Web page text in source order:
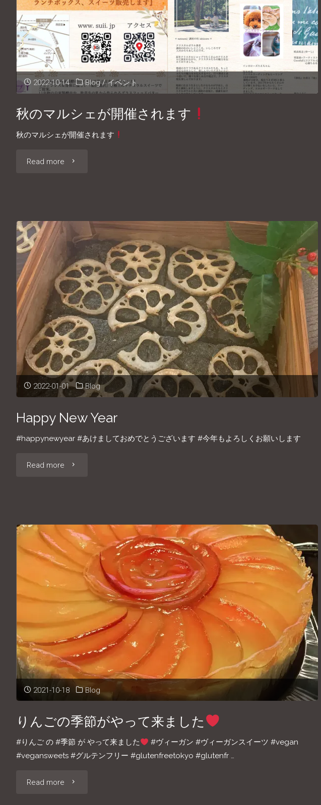
ェ
遊
下
さ
い
ね"
2022-10-14 Blog / イベント
秋のマルシェが開催されます
秋のマルシェが開催されます
Read more "秋
ェ
が
開
催
さ
れ
2022-01-01 Blog
Happy New Year
#happynewyear #あけましておめでとうございます #今年もよろしくお願いします
Read more "Happy
2021-10-18 Blog
りんごの季節がやって来ました
#りんご の #季節 が やって来ました
#ヴィーガン #ヴィーガンスイーツ #vegan
#vegansweets #グルテンフリー #glutenfreetokyo #glutenfr …
Read more "り